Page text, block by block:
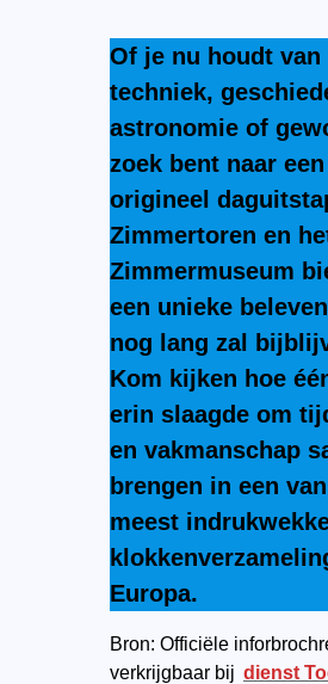
Of je nu houdt van
techniek,
astronomie of
zoek bent naar een
origineel
Zimmertoren en
Zimmermuseum
een unieke
nog lang zal
Kom kijken hoe
erin slaagde om
en vakmanschap
brengen in een
meest
Europa.
Bron: Officiële
verkrijgbaar bij dienst